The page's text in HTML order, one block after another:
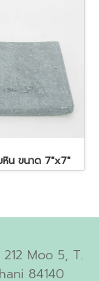
หิน ขนาด 7"x7"
Moo 5, T.
84140